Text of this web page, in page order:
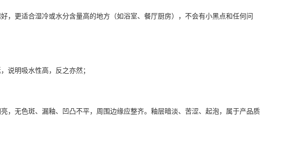
，更适合湿冷或水分含量高的地方（如浴室、餐厅厨房），不会有小黑点和任何问
说明吸水性高，反之亦然；
，无色斑、漏釉、凹凸不平，周围边缘应整齐。釉层暗淡、苦涩、起泡，属于产品质